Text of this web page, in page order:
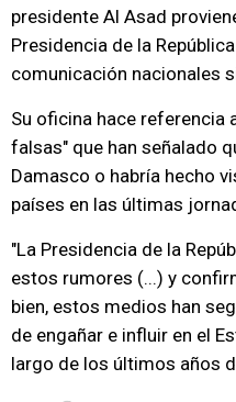
presidente Al Asad
Presidencia de la
comunicación nacionales
Su oficina hace referencia
falsas" que han señalado
Damasco o habría hecho
países en las últimas
"La Presidencia de la
estos rumores (...) y
bien, estos medios han
de engañar e influir en el
largo de los últimos años